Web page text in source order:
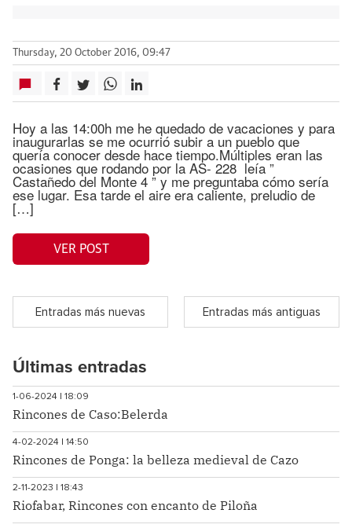
Thursday, 20 October 2016, 09:47
Hoy a las 14:00h me he quedado de vacaciones y para
inaugurarlas se me ocurrió subir a un pueblo que
quería conocer desde hace tiempo.Múltiples eran las
ocasiones que rodando por la AS- 228 leía ”
Castañedo del Monte 4 ” y me preguntaba cómo sería
ese lugar. Esa tarde el aire era caliente, preludio de
[…]
VER POST
Entradas más nuevas Entradas más antiguas
Últimas entradas
1-06-2024 | 18:09
Rincones de Caso:Belerda
4-02-2024 | 14:50
Rincones de Ponga: la belleza medieval de Cazo
2-11-2023 | 18:43
Riofabar, Rincones con encanto de Piloña